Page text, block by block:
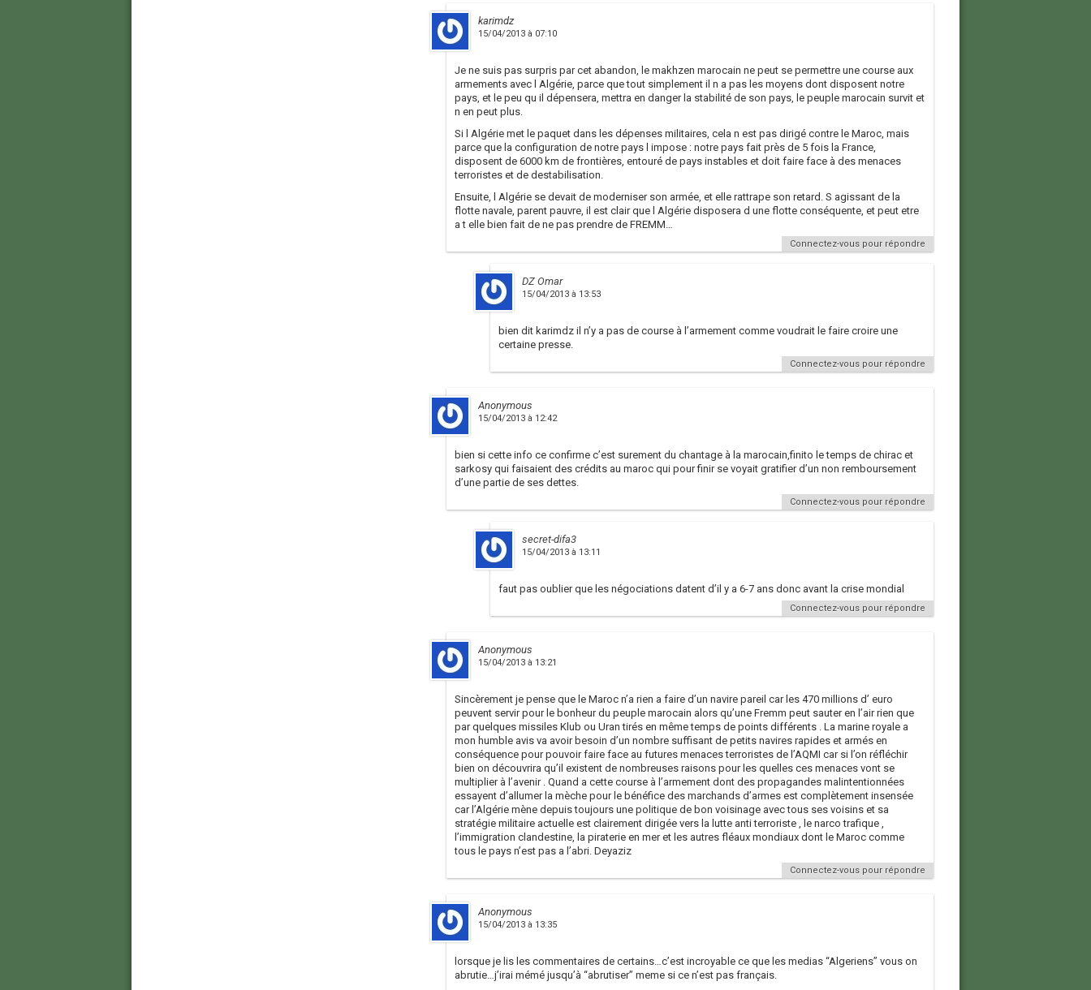
karimdz
15/04/2013 à 07:10
Je ne suis pas surpris par cet abandon, le makhzen marocain ne peut se permettre une course aux
armements avec l Algérie, parce que tout simplement il n a pas les moyens dont disposent notre
pays, et le peu qu il dépensera, mettra en danger la stabilité de son pays, le peuple marocain survit et
n en peut plus.
Si l Algérie met le paquet dans les dépenses militaires, cela n est pas dirigé contre le Maroc, mais
parce que la configuration de notre pays l impose : notre pays fait près de 5 fois la France,
disposent de 6000 km de frontières, entouré de pays instables et doit faire face à des menaces
terroristes et de destabilisation.
Ensuite, l Algérie se devait de moderniser son armée, et elle rattrape son retard. S agissant de la
flotte navale, parent pauvre, il est clair que l Algérie disposera d une flotte conséquente, et peut etre
a t elle bien fait de ne pas prendre de FREMM…
Connectez-vous pour répondre
DZ Omar
15/04/2013 à 13:53
bien dit karimdz il n’y a pas de course à l’armement comme voudrait le faire croire une
certaine presse.
Connectez-vous pour répondre
Anonymous
15/04/2013 à 12:42
bien si cette info ce confirme c’est surement du chantage à la marocain,finito le temps de chirac et
sarkosy qui faisaient des crédits au maroc qui pour finir se voyait gratifier d’un non remboursement
d’une partie de ses dettes.
Connectez-vous pour répondre
secret-difa3
15/04/2013 à 13:11
faut pas oublier que les négociations datent d’il y a 6-7 ans donc avant la crise mondial
Connectez-vous pour répondre
Anonymous
15/04/2013 à 13:21
Sincèrement je pense que le Maroc n’a rien a faire d’un navire pareil car les 470 millions d’ euro
peuvent servir pour le bonheur du peuple marocain alors qu’une Fremm peut sauter en l’air rien que
par quelques missiles Klub ou Uran tirés en même temps de points différents . La marine royale a
mon humble avis va avoir besoin d’un nombre suffisant de petits navires rapides et armés en
conséquence pour pouvoir faire face au futures menaces terroristes de l’AQMI car si l’on réfléchir
bien on découvrira qu’il existent de nombreuses raisons pour les quelles ces menaces vont se
multiplier à l’avenir . Quand a cette course à l’armement dont des propagandes malintentionnées
essayent d’allumer la mèche pour le bénéfice des marchands d’armes est complètement insensée
car l’Algérie mène depuis toujours une politique de bon voisinage avec tous ses voisins et sa
stratégie militaire actuelle est clairement dirigée vers la lutte anti terroriste , le narco trafique ,
l’immigration clandestine, la piraterie en mer et les autres fléaux mondiaux dont le Maroc comme
tous le pays n’est pas a l’abri. Deyaziz
Connectez-vous pour répondre
Anonymous
15/04/2013 à 13:35
lorsque je lis les commentaires de certains…c’est incroyable ce que les medias “Algeriens” vous on
abrutie…j’irai mémé jusqu’à “abrutiser” meme si ce n’est pas français.